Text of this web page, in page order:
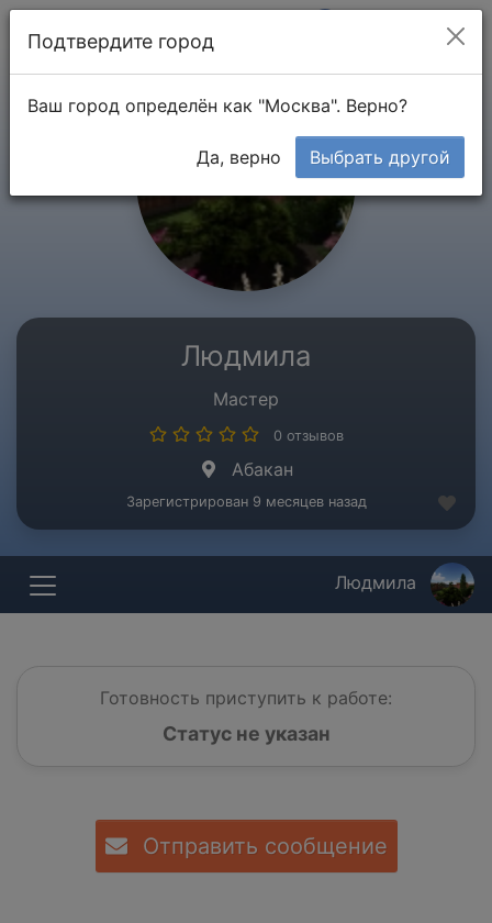
Людмила
Мастер
0 отзывов
Абакан
Зарегистрирован 9 месяцев назад
Людмила
Готовность приступить к работе:
Статус не указан
Отправить сообщение
Подтвердите город
Ваш город определён как "Москва". Верно?
Да, верно Выбрать другой